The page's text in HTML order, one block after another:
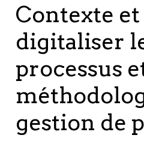
Contexte et
digitaliser
processus
gestion de